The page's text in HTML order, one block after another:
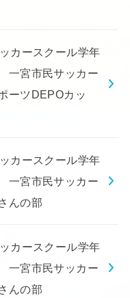
カースクール学年
宮市民サッカー
ーツDEPOカッ
カースクール学年
宮市民サッカー
んの部
カースクール学年
宮市民サッカー
んの部